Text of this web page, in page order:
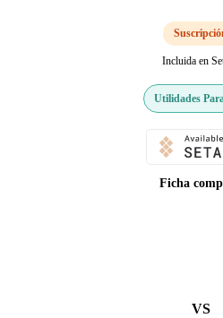
Incluida en
Utilidades
Ficha
VS